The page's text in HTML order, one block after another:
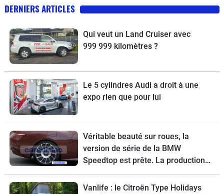
DERNIERS ARTICLES
Qui veut un Land Cruiser avec
999 999 kilomètres ?
Le 5 cylindres Audi a droit à une
expo rien que pour lui
Véritable beauté sur roues, la
version de série de la BMW
Speedtop est prête. La production
de ce break de chasse sera limitée à
70 exemplaires.
Vanlife : le Citroën Type Holidays